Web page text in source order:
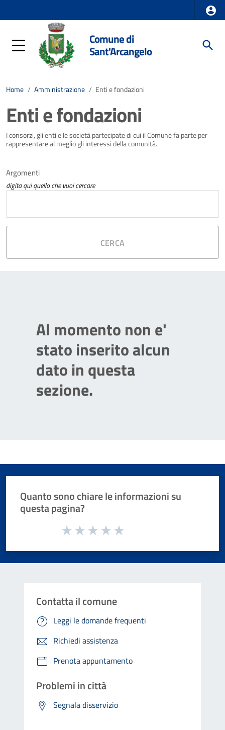
Comune di
Sant'Arcangelo
Home / Amministrazione / Enti e fondazioni
Enti e fondazioni
I consorzi, gli enti e le società partecipate di cui il Comune fa parte per
rappresentare al meglio gli interessi della comunità.
Argomenti
digita qui quello che vuoi cercare
CERCA
Al momento non e'
stato inserito alcun
dato in questa
sezione.
Quanto sono chiare le informazioni su
questa pagina?
Valuta da 1 a 5 stelle la pagina
Contatta il comune
Leggi le domande frequenti
Richiedi assistenza
Prenota appuntamento
Problemi in città
Segnala disservizio